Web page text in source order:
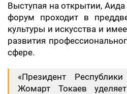
Выступая на открытии,
форум проходит в
культуры и искусства и
развития
сфере.
«Президент
Жомарт Токаев